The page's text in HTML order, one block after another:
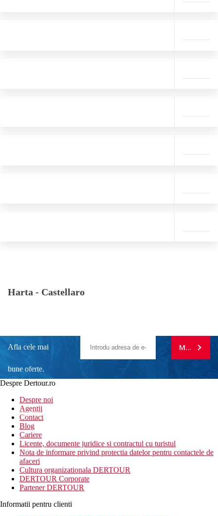
Harta - Castellaro
Afla cele mai
bune oferte.
newsletter!
MA
Despre Dertour.ro
Despre noi
Agentii
Contact
Blog
Cariere
Licente, documente juridice si contractul cu turistul
Nota de informare privind protectia datelor pentru contactele de
afaceri
Cultura organizationala DERTOUR
DERTOUR Corporate
Partener DERTOUR
Informatii pentru clienti